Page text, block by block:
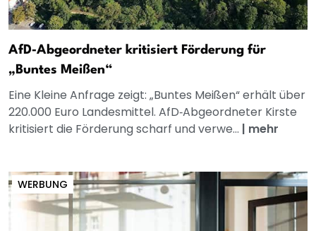
AfD‑Abgeordneter kritisiert Förderung für
„Buntes Meißen“
Eine Kleine Anfrage zeigt: „Buntes Meißen“ erhält über
220.000 Euro Landesmittel. AfD‑Abgeordneter Kirste
kritisiert die Förderung scharf und verwe... | mehr
WERBUNG